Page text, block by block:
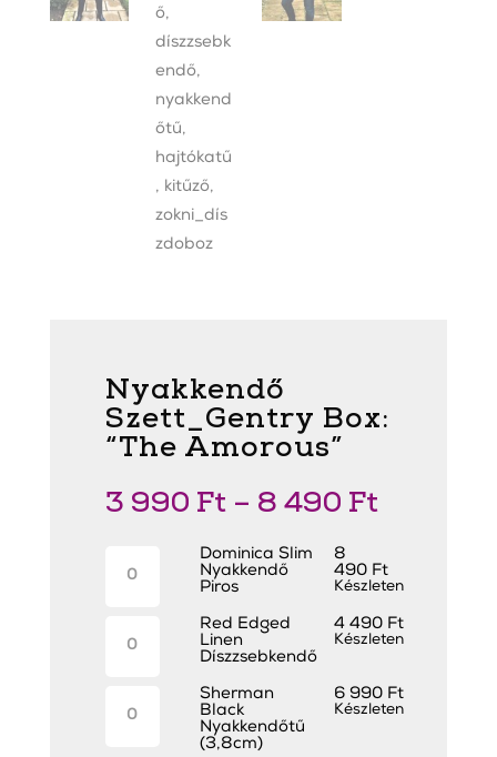
Nyakkendő
Szett_Gentry Box:
“The Amorous”
3 990 Ft– 8 490 Ft
Slim
Dominica Slim
Nyakkendő
Piros
8
490 Ft
Készleten
Edged
Red Edged
Linen
Díszzsebkendő
4 490 Ft
Készleten
Black
Nyakkendőtű
Sherman
Black
Nyakkendőtű
(3,8cm)
6 990 Ft
Készleten